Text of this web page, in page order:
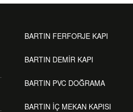
BARTIN FERFORJE KAPI
BARTIN DEMİR KAPI
BARTIN PVC DOĞRAMA
BARTIN İÇ MEKAN KAPISI